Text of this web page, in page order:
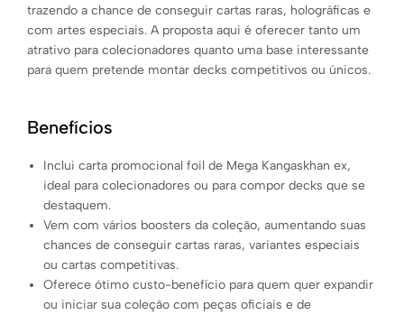
trazendo a chance de conseguir cartas raras, holográficas e
com artes especiais. A proposta aqui é oferecer tanto um
atrativo para colecionadores quanto uma base interessante
para quem pretende montar decks competitivos ou únicos.
Benefícios
Inclui carta promocional foil de Mega Kangaskhan ex,
ideal para colecionadores ou para compor decks que se
destaquem.
Vem com vários boosters da coleção, aumentando suas
chances de conseguir cartas raras, variantes especiais
ou cartas competitivas.
Oferece ótimo custo-benefício para quem quer expandir
ou iniciar sua coleção com peças oficiais e de